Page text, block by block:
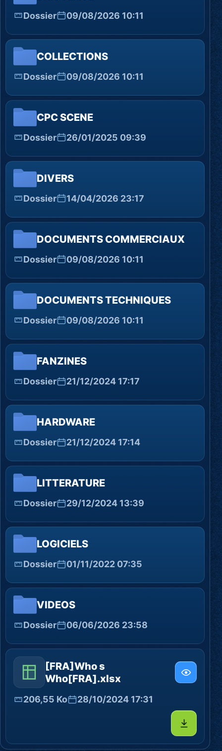
Dossier 09/08/2026 10:11
COLLECTIONS
Dossier 09/08/2026 10:11
CPC SCENE
Dossier 26/01/2025 09:39
DIVERS
Dossier 14/04/2026 23:17
DOCUMENTS COMMERCIAUX
Dossier 09/08/2026 10:11
DOCUMENTS TECHNIQUES
Dossier 09/08/2026 10:11
FANZINES
Dossier 21/12/2024 17:17
HARDWARE
Dossier 21/12/2024 17:14
LITTERATURE
Dossier 29/12/2024 13:39
LOGICIELS
Dossier 01/11/2022 07:35
VIDEOS
Dossier 06/06/2026 23:58
[FRA]Who s
Who[FRA].xlsx
206,55 Ko 28/10/2024 17:31